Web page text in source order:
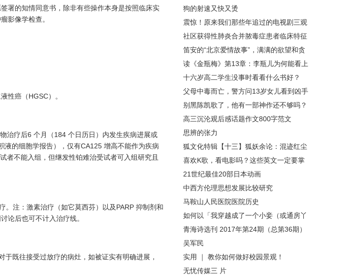
的知情同意书，除非有些操作本身是按照临床实
影像学检查。
性癌（HGSC）。
疗后6 个月（184 个日历日）内发生疾病进展或
的细胞学报告），仅有CA125 增高不能作为疾病
者不能入组，但继发性铂难治受试者可入组研究且
注：激素治疗（如它莫西芬）以及PARP 抑制剂和
论后也可不计入治疗线。
既往接受过放疗的病灶，如被证实有明确进展，
白花们慌了…
狗的射速又快又烫
震惊！原来我们那些年追过的电视剧三观
如此畸形……
社区获得性肺炎合并脓毒症患者临床特征
及死亡危险因素分析
笛安的“北京爱情故事”，满满的欲望和贪
婪
读《金瓶梅》第13章：李瓶儿为何能看上
西门庆？
十六岁高二学生没事时看看什么书好？
父母中毒而亡，警方问13岁女儿看到凶手
没，女孩笑了：我就是凶手
别黑陈凯歌了，他有一部神作还不够吗？
高三沉沦观后感话题作文800字范文
思辨的张力
狐文化特辑【十三】狐妖余论：混迹红尘
的修仙之狐——「仙狐」
喜欢K歌，看电影吗？这些英文一定要掌
握！
21世纪最佳20部日本动画
中西方伦理思想发展比较研究
马鞍山人民医院医院历史
如何以「我穿越成了一个小妾（或通房丫
头）」为题写一篇小说？
青海诗选刊 2017年第24期（总第36期）
吴军民
实用 ｜ 教你如何做好校园景观！
无忧传媒三 片